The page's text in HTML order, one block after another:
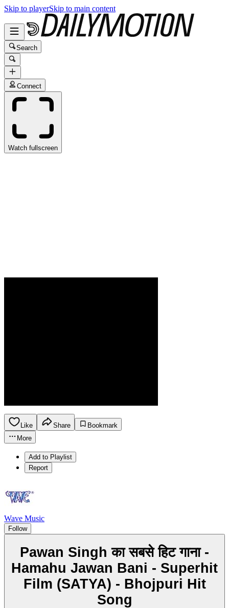
Skip to playerSkip to main content
Search
Connect
Watch fullscreen
Like Share
Bookmark
More
Add to Playlist
Report
Wave Music
Follow
Pawan Singh का सबसे हिट गाना -
Hamahu Jawan Bani - Superhit
Film (SATYA) - Bhojpuri Hit
Song